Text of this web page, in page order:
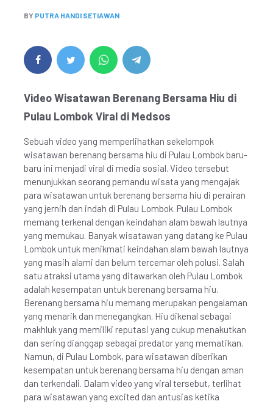
BY PUTRA HANDI SETIAWAN
Video Wisatawan Berenang Bersama Hiu di
Pulau Lombok Viral di Medsos
Sebuah video yang memperlihatkan sekelompok
wisatawan berenang bersama hiu di Pulau Lombok baru-
baru ini menjadi viral di media sosial. Video tersebut
menunjukkan seorang pemandu wisata yang mengajak
para wisatawan untuk berenang bersama hiu di perairan
yang jernih dan indah di Pulau Lombok. Pulau Lombok
memang terkenal dengan keindahan alam bawah lautnya
yang memukau. Banyak wisatawan yang datang ke Pulau
Lombok untuk menikmati keindahan alam bawah lautnya
yang masih alami dan belum tercemar oleh polusi. Salah
satu atraksi utama yang ditawarkan oleh Pulau Lombok
adalah kesempatan untuk berenang bersama hiu.
Berenang bersama hiu memang merupakan pengalaman
yang menarik dan menegangkan. Hiu dikenal sebagai
makhluk yang memiliki reputasi yang cukup menakutkan
dan sering dianggap sebagai predator yang mematikan.
Namun, di Pulau Lombok, para wisatawan diberikan
kesempatan untuk berenang bersama hiu dengan aman
dan terkendali. Dalam video yang viral tersebut, terlihat
para wisatawan yang excited dan antusias ketika